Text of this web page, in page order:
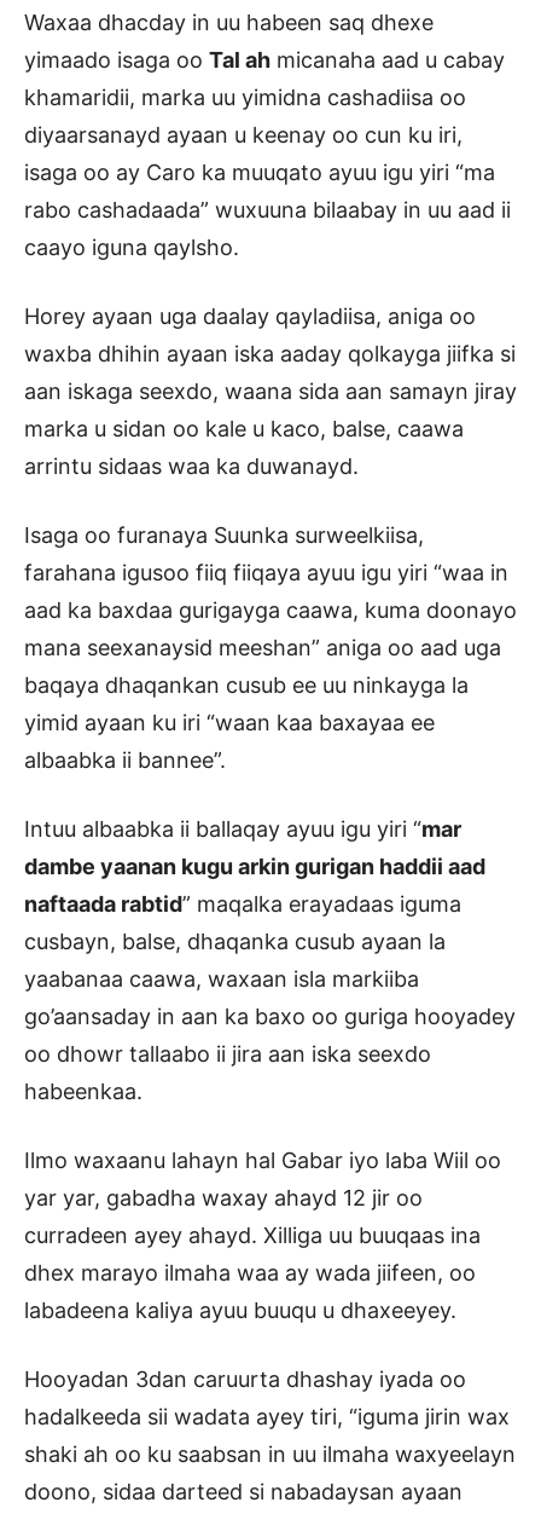
Waxaa dhacday in uu habeen saq dhexe
yimaado isaga oo Tal ah micanaha aad u cabay
khamaridii, marka uu yimidna cashadiisa oo
diyaarsanayd ayaan u keenay oo cun ku iri,
isaga oo ay Caro ka muuqato ayuu igu yiri “ma
rabo cashadaada” wuxuuna bilaabay in uu aad ii
caayo iguna qaylsho.
Horey ayaan uga daalay qayladiisa, aniga oo
waxba dhihin ayaan iska aaday qolkayga jiifka si
aan iskaga seexdo, waana sida aan samayn jiray
marka u sidan oo kale u kaco, balse, caawa
arrintu sidaas waa ka duwanayd.
Isaga oo furanaya Suunka surweelkiisa,
farahana igusoo fiiq fiiqaya ayuu igu yiri “waa in
aad ka baxdaa gurigayga caawa, kuma doonayo
mana seexanaysid meeshan” aniga oo aad uga
baqaya dhaqankan cusub ee uu ninkayga la
yimid ayaan ku iri “waan kaa baxayaa ee
albaabka ii bannee”.
Intuu albaabka ii ballaqay ayuu igu yiri “mar
dambe yaanan kugu arkin gurigan haddii aad
naftaada rabtid” maqalka erayadaas iguma
cusbayn, balse, dhaqanka cusub ayaan la
yaabanaa caawa, waxaan isla markiiba
go’aansaday in aan ka baxo oo guriga hooyadey
oo dhowr tallaabo ii jira aan iska seexdo
habeenkaa.
Ilmo waxaanu lahayn hal Gabar iyo laba Wiil oo
yar yar, gabadha waxay ahayd 12 jir oo
curradeen ayey ahayd. Xilliga uu buuqaas ina
dhex marayo ilmaha waa ay wada jiifeen, oo
labadeena kaliya ayuu buuqu u dhaxeeyey.
Hooyadan 3dan caruurta dhashay iyada oo
hadalkeeda sii wadata ayey tiri, “iguma jirin wax
shaki ah oo ku saabsan in uu ilmaha waxyeelayn
doono, sidaa darteed si nabadaysan ayaan